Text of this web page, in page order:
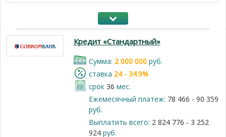
Кредит «Стандартный»
Cумма: 2 000 000руб.
cтавка 24 - 34.9%
срок 36 мес.
Ежемесячный платеж: 78 466 - 90 359
руб.
Выплатить всего: 2 824 776 - 3 252
924руб.